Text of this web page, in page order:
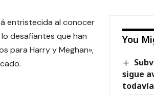
You
sigue
entristecida al conocer
desafiantes que han
para Harry y Meghan»,